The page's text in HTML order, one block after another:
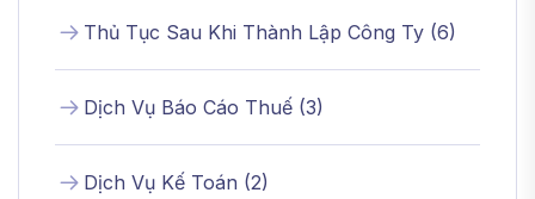
Thủ Tục Sau Khi Thành Lập Công Ty (6)
Dịch Vụ Báo Cáo Thuế (3)
Dịch Vụ Kế Toán (2)